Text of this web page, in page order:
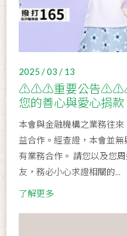
2025 / 03 / 13
⚠️⚠️⚠️重要公告⚠️⚠️⚠️
您的善心與愛心捐款
本會與金融機構之業務往
益合作。經查證，本會並
有業務合作。 請您以及您
友，務必小心求證相關的...
了解更多